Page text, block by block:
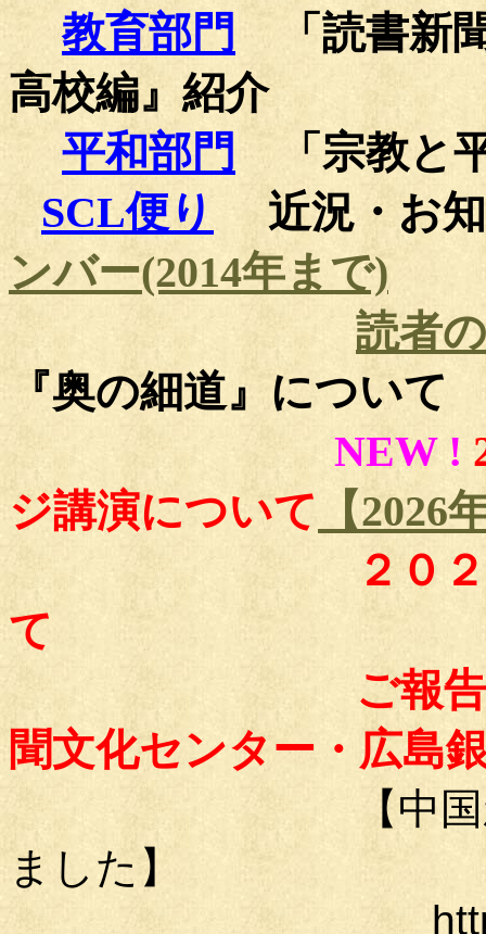
教育部門
「読書新
高校編』紹介
平和部門
「宗教と
SCL便り
近況・お
ンバー(2014年まで)
読者
『奥の細道』について
NEW !
ジ講演について 【
２０２５年回
て
ご報告と御礼
聞文化センター・広島
【中
ました】